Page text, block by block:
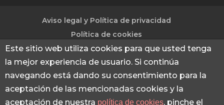
Aviso legal y Política de privacidad
Política de cookies
© 2013 - 2026 Financiación e investigación
Captación de fondos para investigación e
innovación mediante proyectos Europeos -
Este sitio web utiliza cookies para que usted tenga
la mejor experiencia de usuario. Si continúa
navegando está dando su consentimiento para la
aceptación de las mencionadas cookies y la
aceptación de nuestra política de cookies, pinche el